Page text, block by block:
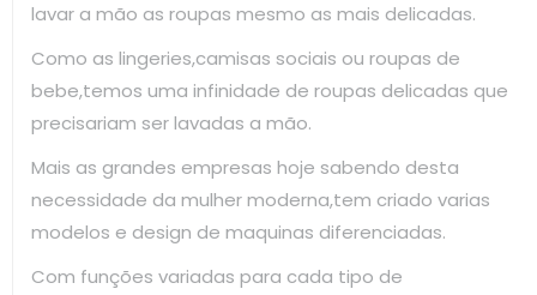
lavar a mão as roupas mesmo as mais delicadas.
Como as lingeries,camisas sociais ou roupas de
bebe,temos uma infinidade de roupas delicadas que
precisariam ser lavadas a mão.
Mais as grandes empresas hoje sabendo desta
necessidade da mulher moderna,tem criado varias
modelos e design de maquinas diferenciadas.
Com funções variadas para cada tipo de